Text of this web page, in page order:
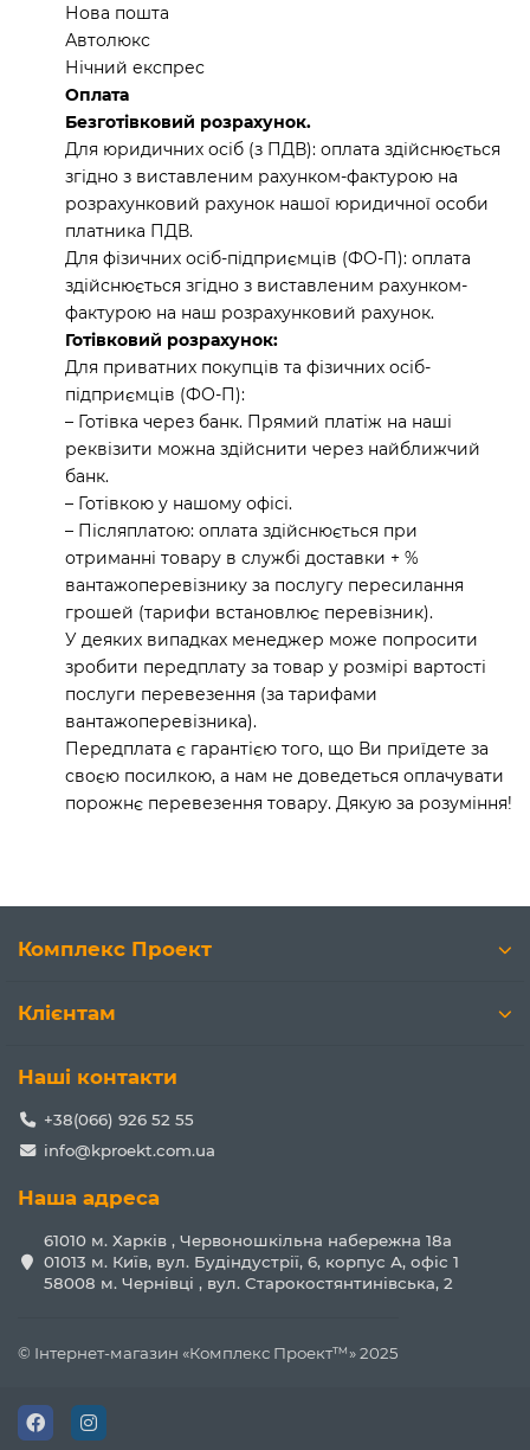
Нова пошта
Автолюкс
Нічний експрес
Оплата
Безготівковий розрахунок.
Для юридичних осіб (з ПДВ): оплата здійснюється
згідно з виставленим рахунком-фактурою на
розрахунковий рахунок нашої юридичної особи
платника ПДВ.
Для фізичних осіб-підприємців (ФО-П): оплата
здійснюється згідно з виставленим рахунком-
фактурою на наш розрахунковий рахунок.
Готівковий розрахунок:
Для приватних покупців та фізичних осіб-
підприємців (ФО-П):
– Готівка через банк. Прямий платіж на наші
реквізити можна здійснити через найближчий
банк.
– Готівкою у нашому офісі.
– Післяплатою: оплата здійснюється при
отриманні товару в службі доставки + %
вантажоперевізнику за послугу пересилання
грошей (тарифи встановлює перевізник).
У деяких випадках менеджер може попросити
зробити передплату за товар у розмірі вартості
послуги перевезення (за тарифами
вантажоперевізника).
Передплата є гарантією того, що Ви приїдете за
своєю посилкою, а нам не доведеться оплачувати
порожнє перевезення товару. Дякую за розуміння!
Комплекс Проект
Клієнтам
Наші контакти
+38(066) 926 52 55
info@kproekt.com.ua
Наша адреса
61010 м. Харків , Червоношкільна набережна 18а
01013 м. Київ, вул. Будіндустрії, 6, корпус А, офіс 1
58008 м. Чернівці , вул. Старокостянтинівська, 2
© Інтернет-магазин «Комплекс Проект™» 2025